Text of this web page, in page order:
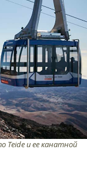
Teide и ее канатной